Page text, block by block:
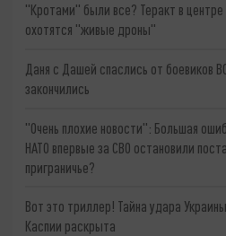
"Кротами" были все? Теракт в
охотятся "живые дроны"
Даня с Дашей спаслись от боевиков
закончились
"Очень плохие новости": Большая
НАТО впервые за СВО остановили
приграничье?
Вот это триллер! Тайна удара
Каспии раскрыта